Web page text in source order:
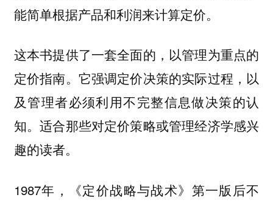
能简单根据产品和利润来计算定价。
这本书提供了一套全面的，以管理为重点的
定价指南。它强调定价决策的实际过程，以
及管理者必须利用不完整信息做决策的认
知。适合那些对定价策略或管理经济学感兴
趣的读者。
1987年，《定价战略与战术》第一版后不